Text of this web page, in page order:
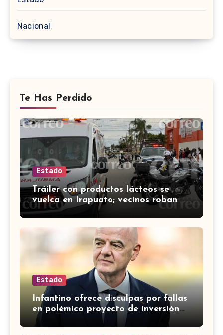
Nacional
Te Has Perdido
Estado
Tráiler con productos lácteos se
vuelca en Irapuato; vecinos roban
carga en lugar de auxiliar a heridos
Estado
Infantino ofrece disculpas por fallas
en polémico proyecto de inversión
privada de la FIFA